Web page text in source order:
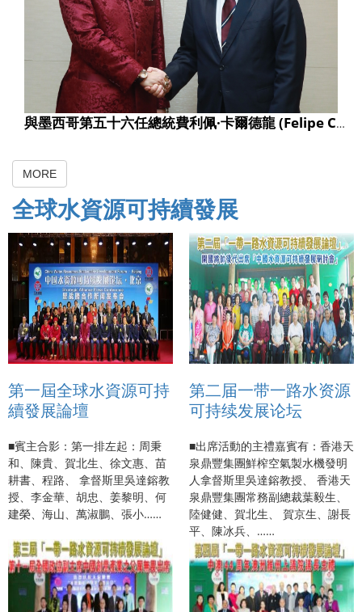
與墨西哥第五十六任總統費利佩·卡爾德龍 (Felipe Caldern) 合影
MORE
全球水資源可持續發展
第一屆全球水資源可持
續發展論壇
■賓主合影：第一排左起：周秉
和、陳貴、賀北生、徐文惠、苗
耕書、程路、 拿督斯里吳達鎔教
授、李金華、胡忠、姜黎明、何
建榮、海山、萬淑鵬、張小……
第二届一带一路水资源
可持续发展论坛
■出席活動的主禮嘉賓有：香港天
泉鼎豐集團鮮榨空氣製水機發明
人拿督斯里吳達鎔教授、 香港天
泉鼎豐集團常務副總裁葉毅生、
陸健健、賀北生、 賀京生、謝長
平、陳冰兵、……